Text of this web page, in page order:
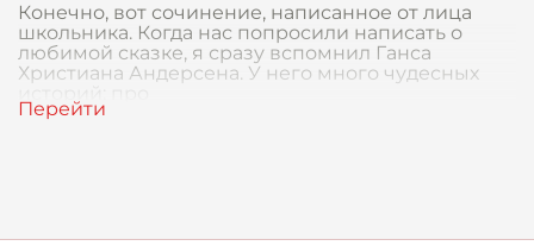
Конечно, вот сочинение, написанное от лица
школьника. Когда нас попросили написать о
любимой сказке, я сразу вспомнил Ганса
Христиана Андерсена. У него много чудесных